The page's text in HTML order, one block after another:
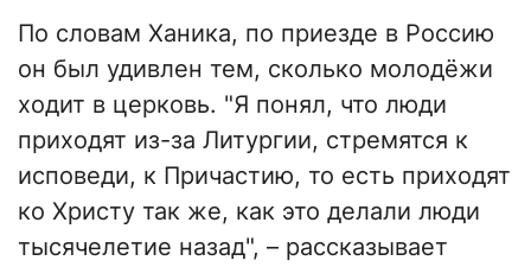
По словам Ханика, по приезде в Россию
он был удивлен тем, сколько молодёжи
ходит в церковь. "Я понял, что люди
приходят из-за Литургии, стремятся к
исповеди, к Причастию, то есть приходят
ко Христу так же, как это делали люди
тысячелетие назад", – рассказывает